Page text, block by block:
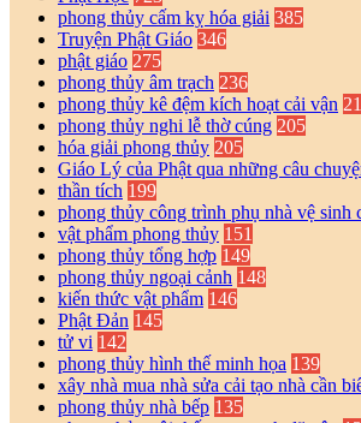
phong thủy cấm kỵ hóa giải 385
Truyện Phật Giáo 346
phật giáo 275
phong thủy âm trạch 236
phong thủy kê đệm kích hoạt cải vận
phong thủy nghi lễ thờ cúng 205
hóa giải phong thủy 205
Giáo Lý của Phật qua những câu
thần tích 199
phong thủy công trình phụ nhà vệ sinh
vật phẩm phong thủy 151
phong thủy tổng hợp 149
phong thủy ngoại cảnh 148
kiến thức vật phẩm 146
Phật Đản 145
tử vi 142
phong thủy hình thế minh họa 139
xây nhà mua nhà sửa cải tạo nhà cần
phong thủy nhà bếp 135